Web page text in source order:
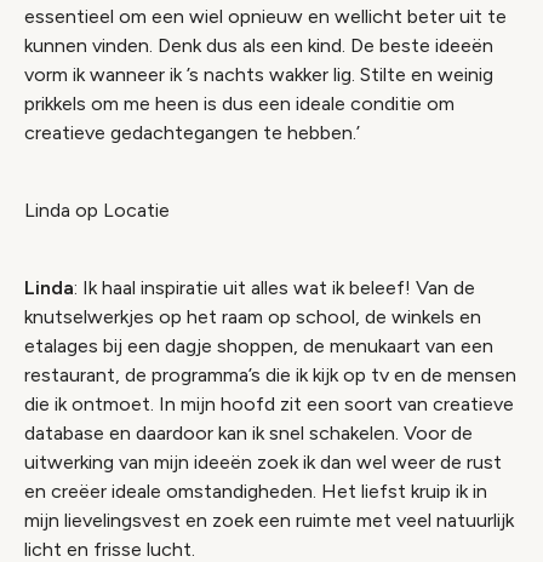
essentieel om een wiel opnieuw en wellicht beter uit te
kunnen vinden. Denk dus als een kind. De beste ideeën
vorm ik wanneer ik ’s nachts wakker lig. Stilte en weinig
prikkels om me heen is dus een ideale conditie om
creatieve gedachtegangen te hebben.’
Linda op Locatie
Linda: Ik haal inspiratie uit alles wat ik beleef! Van de
knutselwerkjes op het raam op school, de winkels en
etalages bij een dagje shoppen, de menukaart van een
restaurant, de programma’s die ik kijk op tv en de mensen
die ik ontmoet. In mijn hoofd zit een soort van creatieve
database en daardoor kan ik snel schakelen. Voor de
uitwerking van mijn ideeën zoek ik dan wel weer de rust
en creëer ideale omstandigheden. Het liefst kruip ik in
mijn lievelingsvest en zoek een ruimte met veel natuurlijk
licht en frisse lucht.